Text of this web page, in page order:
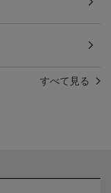
すべて見る